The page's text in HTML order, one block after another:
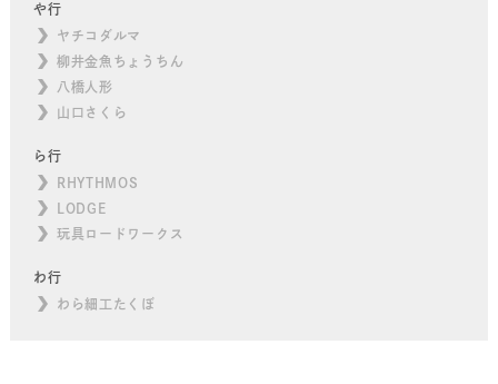
や行
ヤチコダルマ
柳井金魚ちょうちん
八橋人形
山口さくら
ら行
RHYTHMOS
LODGE
玩具ロードワークス
わ行
わら細工たくぼ